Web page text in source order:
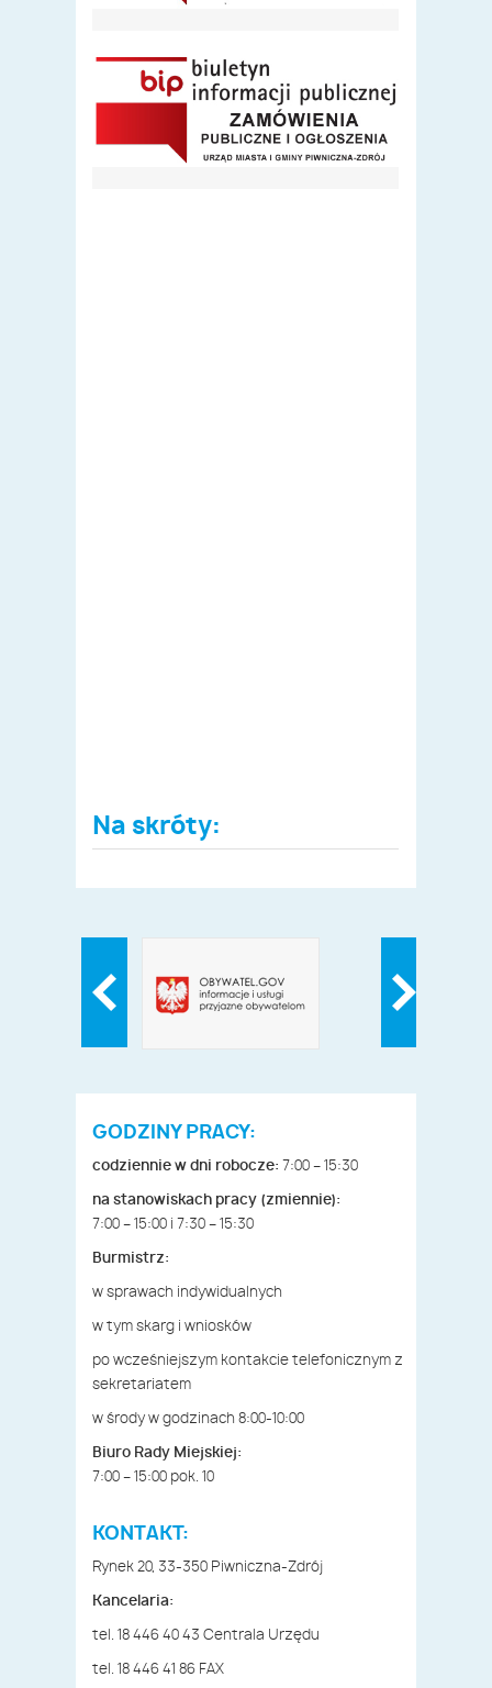
Na skróty:
GODZINY PRACY:
codziennie w dni robocze: 7:00 – 15:30
na stanowiskach pracy (zmiennie):
7:00 – 15:00 i 7:30 – 15:30
Burmistrz:
w sprawach indywidualnych
w tym skarg i wniosków
po wcześniejszym kontakcie telefonicznym z
sekretariatem
w środy w godzinach 8:00-10:00
Biuro Rady Miejskiej:
7:00 – 15:00 pok. 10
KONTAKT:
Rynek 20, 33-350 Piwniczna-Zdrój
Kancelaria:
tel. 18 446 40 43 Centrala Urzędu
tel. 18 446 41 86 FAX